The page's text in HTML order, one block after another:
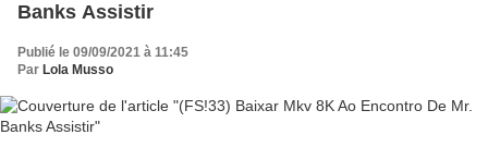
Banks Assistir
Publié le 09/09/2021 à 11:45
Par Lola Musso